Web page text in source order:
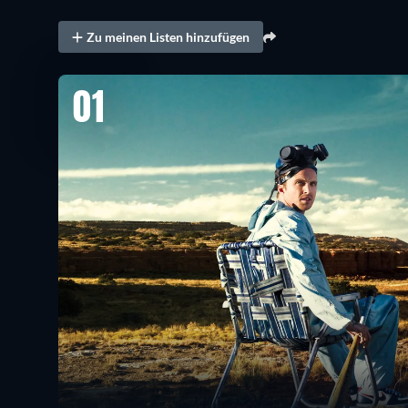
Zu meinen Listen hinzufügen
01